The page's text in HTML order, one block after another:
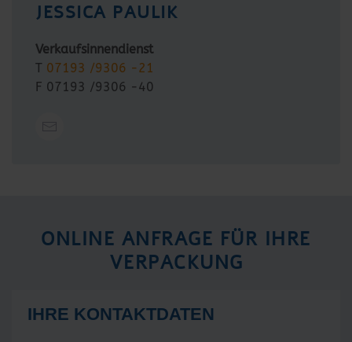
JESSICA PAULIK
Verkaufsinnendienst
T 07193 /9306 -21
F 07193 /9306 -40
ONLINE ANFRAGE FÜR IHRE
VERPACKUNG
IHRE KONTAKTDATEN